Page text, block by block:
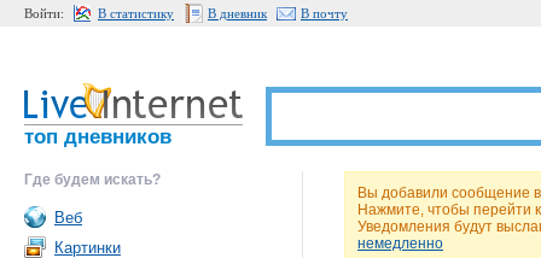
Войти: В статистику В дневник В почту
топ дневников
Вы добавили сообщение
Нажмите, чтобы перейти
Уведомления будут
немедленно
Где будем искать?
Веб
Картинки